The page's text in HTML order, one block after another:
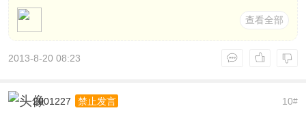
查看全部
2013-8-20 08:23
10#
2001227 禁止发言